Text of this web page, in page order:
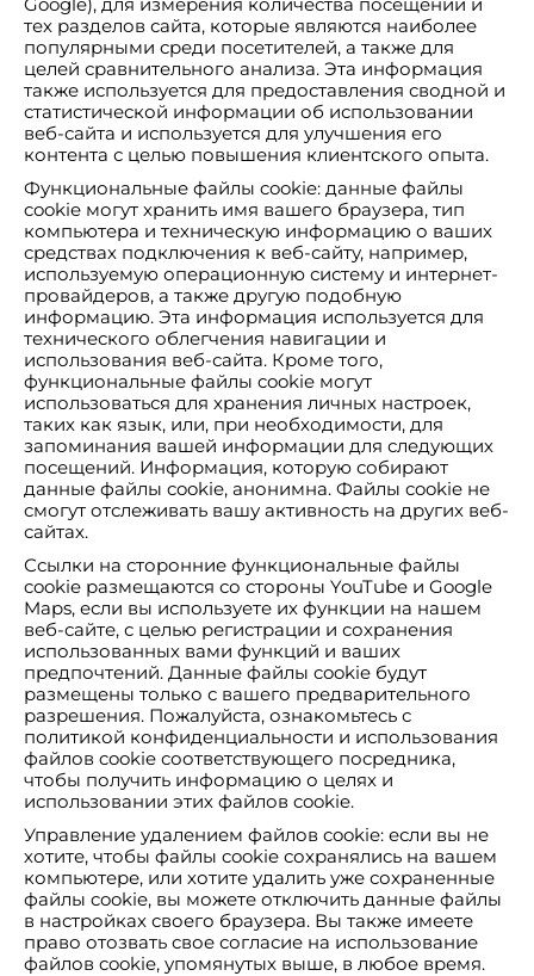
тех разделов сайта, которые являются наиболее
популярными среди посетителей, а также для
целей сравнительного анализа. Эта информация
также используется для предоставления сводной и
статистической информации об использовании
веб-сайта и используется для улучшения его
контента с целью повышения клиентского опыта.
Функциональные файлы cookie: данные файлы
cookie могут хранить имя вашего браузера, тип
компьютера и техническую информацию о ваших
средствах подключения к веб-сайту, например,
используемую операционную систему и интернет-
провайдеров, а также другую подобную
информацию. Эта информация используется для
технического облегчения навигации и
использования веб-сайта. Кроме того,
функциональные файлы cookie могут
использоваться для хранения личных настроек,
таких как язык, или, при необходимости, для
запоминания вашей информации для следующих
посещений. Информация, которую собирают
данные файлы cookie, анонимна. Файлы cookie не
смогут отслеживать вашу активность на других веб-
сайтах.
Ссылки на сторонние функциональные файлы
cookie размещаются со стороны YouTube и Google
Maps, если вы используете их функции на нашем
веб-сайте, с целью регистрации и сохранения
использованных вами функций и ваших
предпочтений. Данные файлы cookie будут
размещены только с вашего предварительного
разрешения. Пожалуйста, ознакомьтесь с
политикой конфиденциальности и использования
файлов cookie соответствующего посредника,
чтобы получить информацию о целях и
использовании этих файлов cookie.
Управление удалением файлов cookie: если вы не
хотите, чтобы файлы cookie сохранялись на вашем
компьютере, или хотите удалить уже сохраненные
файлы cookie, вы можете отключить данные файлы
в настройках своего браузера. Вы также имеете
право отозвать свое согласие на использование
файлов cookie, упомянутых выше, в любое время.